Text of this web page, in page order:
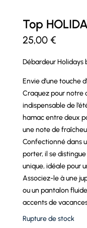
Top
25,00 €
Débardeur Holidays
Envie d’une touche
Craquez pour notre
indispensable de
hamac entre deux
une note de
Confectionné dans
porter, il se
unique, idéale pour
Associez-le à une
ou un pantalon
accents de
Rupture de stock